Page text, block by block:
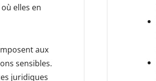
elles en
aux
sensibles.
juridiques